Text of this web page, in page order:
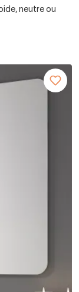
neutre ou